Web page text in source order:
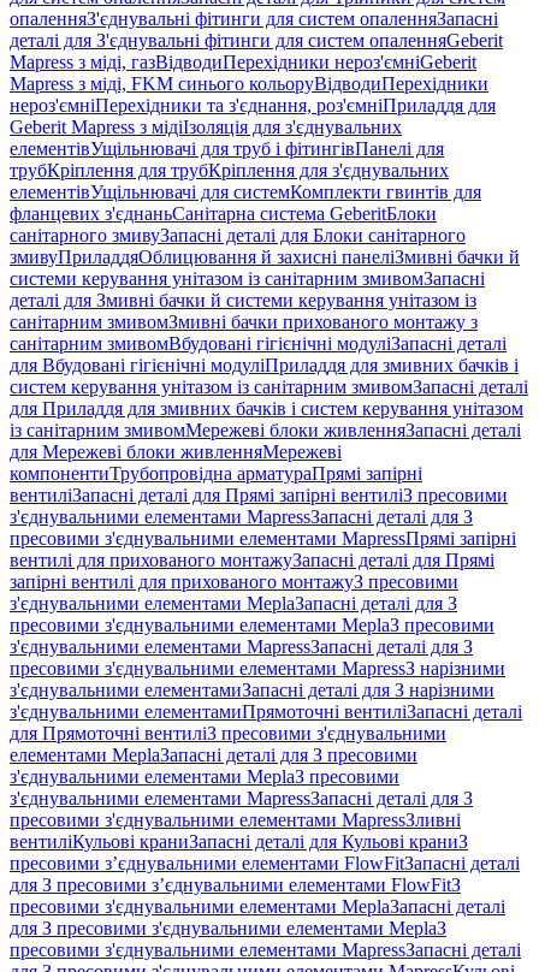
опаленняЗ'єднувальні фітинги для систем опаленняЗапасні
деталі для З'єднувальні фітинги для систем опаленняGeberit
Mapress з міді, газВідводиПерехідники нероз'ємніGeberit
Mapress з міді, FKM синього кольоруВідводиПерехідники
нероз'ємніПерехідники та з'єднання, роз'ємніПриладдя для
Geberit Mapress з мідіІзоляція для з'єднувальних
елементівУщільнювачі для труб і фітингівПанелі для
трубКріплення для трубКріплення для з'єднувальних
елементівУщільнювачі для системКомплекти гвинтів для
фланцевих з'єднаньСанітарна система GeberitБлоки
санітарного змивуЗапасні деталі для Блоки санітарного
змивуПриладдяОблицювання й захисні панеліЗмивні бачки й
системи керування унітазом із санітарним змивомЗапасні
деталі для Змивні бачки й системи керування унітазом із
санітарним змивомЗмивні бачки прихованого монтажу з
санітарним змивомВбудовані гігієнічні модуліЗапасні деталі
для Вбудовані гігієнічні модуліПриладдя для змивних бачків і
систем керування унітазом із санітарним змивомЗапасні деталі
для Приладдя для змивних бачків і систем керування унітазом
із санітарним змивомМережеві блоки живленняЗапасні деталі
для Мережеві блоки живленняМережеві
компонентиТрубопровідна арматураПрямі запірні
вентиліЗапасні деталі для Прямі запірні вентиліЗ пресовими
з'єднувальними елементами MapressЗапасні деталі для З
пресовими з'єднувальними елементами MapressПрямі запірні
вентилі для прихованого монтажуЗапасні деталі для Прямі
запірні вентилі для прихованого монтажуЗ пресовими
з'єднувальними елементами MeplaЗапасні деталі для З
пресовими з'єднувальними елементами MeplaЗ пресовими
з'єднувальними елементами MapressЗапасні деталі для З
пресовими з'єднувальними елементами MapressЗ нарізними
з'єднувальними елементамиЗапасні деталі для З нарізними
з'єднувальними елементамиПрямоточні вентиліЗапасні деталі
для Прямоточні вентиліЗ пресовими з'єднувальними
елементами MeplaЗапасні деталі для З пресовими
з'єднувальними елементами MeplaЗ пресовими
з'єднувальними елементами MapressЗапасні деталі для З
пресовими з'єднувальними елементами MapressЗливні
вентиліКульові краниЗапасні деталі для Кульові краниЗ
пресовими з’єднувальними елементами FlowFitЗапасні деталі
для З пресовими з’єднувальними елементами FlowFitЗ
пресовими з'єднувальними елементами MeplaЗапасні деталі
для З пресовими з'єднувальними елементами MeplaЗ
пресовими з'єднувальними елементами MapressЗапасні деталі